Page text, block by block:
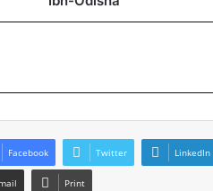
Facebook Twitter LinkedIn
Print